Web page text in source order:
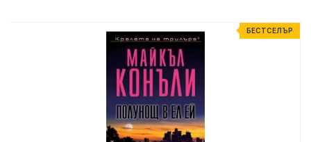
БЕСТСЕЛЪР